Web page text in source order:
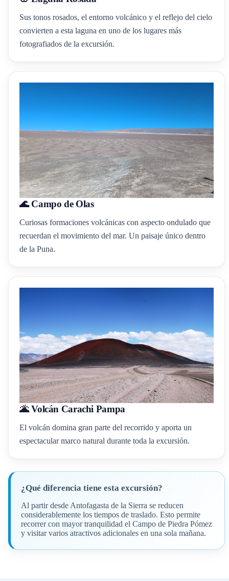
Sus tonos rosados, el entorno volcánico y el reflejo del cielo
convierten a esta laguna en uno de los lugares más
fotografiados de la excursión.
🌊 Campo de Olas
Curiosas formaciones volcánicas con aspecto ondulado que
recuerdan el movimiento del mar. Un paisaje único dentro
de la Puna.
🌋 Volcán Carachi Pampa
El volcán domina gran parte del recorrido y aporta un
espectacular marco natural durante toda la excursión.
¿Qué diferencia tiene esta excursión?
Al partir desde Antofagasta de la Sierra se reducen
considerablemente los tiempos de traslado. Esto permite
recorrer con mayor tranquilidad el Campo de Piedra Pómez
y visitar varios atractivos adicionales en una sola mañana.